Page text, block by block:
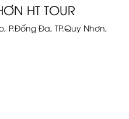
HT TOUR
P.Đống Đa, TP.Quy Nhơn,